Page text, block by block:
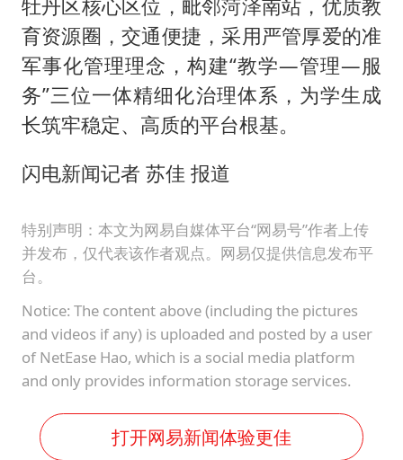
牡丹区核心区位，毗邻菏泽南站，优质教
育资源圈，交通便捷，采用严管厚爱的准
军事化管理理念，构建“教学—管理—服
务”三位一体精细化治理体系，为学生成
长筑牢稳定、高质的平台根基。
闪电新闻记者 苏佳 报道
特别声明：本文为网易自媒体平台“网易号”作者上传
并发布，仅代表该作者观点。网易仅提供信息发布平
台。
Notice: The content above (including the pictures
and videos if any) is uploaded and posted by a user
of NetEase Hao, which is a social media platform
and only provides information storage services.
打开网易新闻体验更佳